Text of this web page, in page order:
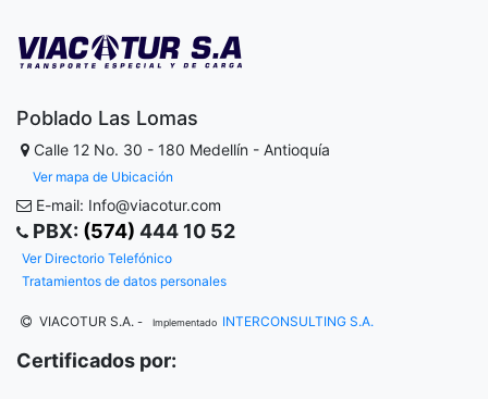
Poblado Las Lomas
Calle 12 No. 30 - 180 Medellín - Antioquía
Ver mapa de Ubicación
E-mail: Info@viacotur.com
PBX: (574) 444 10 52
Ver Directorio Telefónico
Tratamientos de datos personales
VIACOTUR S.A. - Implementado INTERCONSULTING S.A.
Certificados por: